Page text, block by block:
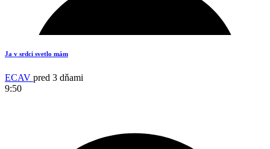
3
Ja v srdci svetlo mám
ECAV pred 3 dňami
9:50